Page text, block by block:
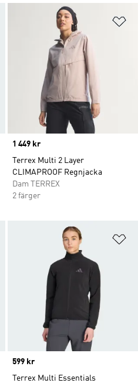
Lägg till på önskelistan
Price
1 449 kr
Terrex Multi 2 Layer
CLIMAPROOF Regnjacka
Dam TERREX
2 färger
Lägg till på önskelistan
Price
599 kr
Terrex Multi Essentials